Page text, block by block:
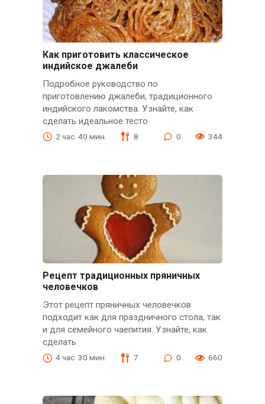
Как приготовить классическое
индийское джалеби
Подробное руководство по
приготовлению джалеби, традиционного
индийского лакомства. Узнайте, как
сделать идеальное тесто
2 час. 40 мин. 8 0 344
Рецепт традиционных пряничных
человечков
Этот рецепт пряничных человечков
подходит как для праздничного стола, так
и для семейного чаепития. Узнайте, как
сделать
4 час. 30 мин. 7 0 660